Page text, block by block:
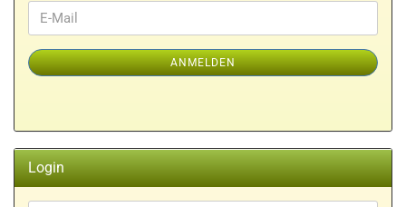
WEITER
ZUR
NEWSLETTER-
ANMELDUNG
E-
Mail
ANMELDEN
Login